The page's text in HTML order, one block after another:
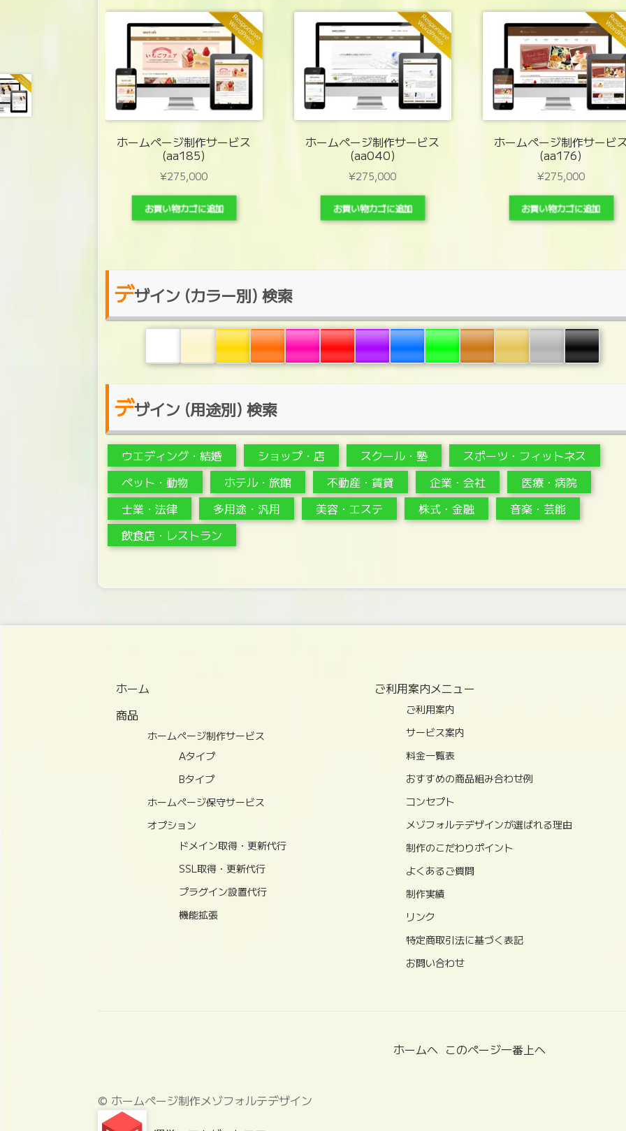
ホームページ制作サービス
(aa185)
¥275,000
お買い物カゴに追加
ホームページ制作サービス
(aa040)
¥275,000
お買い物カゴに追加
ホームページ制作サービ
(aa176)
¥275,000
お買い物カゴに追加
デザイン (カラー別) 検索
デザイン (用途別) 検索
ウエディング・結婚 ショップ・店 スクール・塾
スポーツ・フィットネス
ペット・動物
ホテル・旅館 不動産・賃貸 企業・会社
医療・病院
士業・法律
多用途・汎用 美容・エステ 株式・金融
音楽・芸能
飲食店・レストラン
ホーム
商品
ホームページ制作サービス
Aタイプ
Bタイプ
ホームページ保守サービス
オプション
ドメイン取得・更新代行
SSL取得・更新代行
プラグイン設置代行
機能拡張
ご利用案内メニュー
ご利用案内
サービス案内
料金一覧表
おすすめの商品組み合わせ例
コンセプト
メゾフォルテデザインが選ばれる理由
制作のこだわりポイント
よくあるご質問
制作実績
リンク
特定商取引法に基づく表記
お問い合わせ
ホームへ このページ一番上へ
© ホームページ制作メゾフォルテデザイン